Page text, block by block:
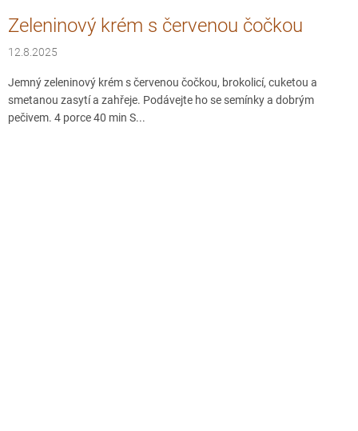
Zeleninový krém s červenou čočkou
12.8.2025
Jemný zeleninový krém s červenou čočkou, brokolicí, cuketou a
smetanou zasytí a zahřeje. Podávejte ho se semínky a dobrým
pečivem. 4 porce 40 min S...